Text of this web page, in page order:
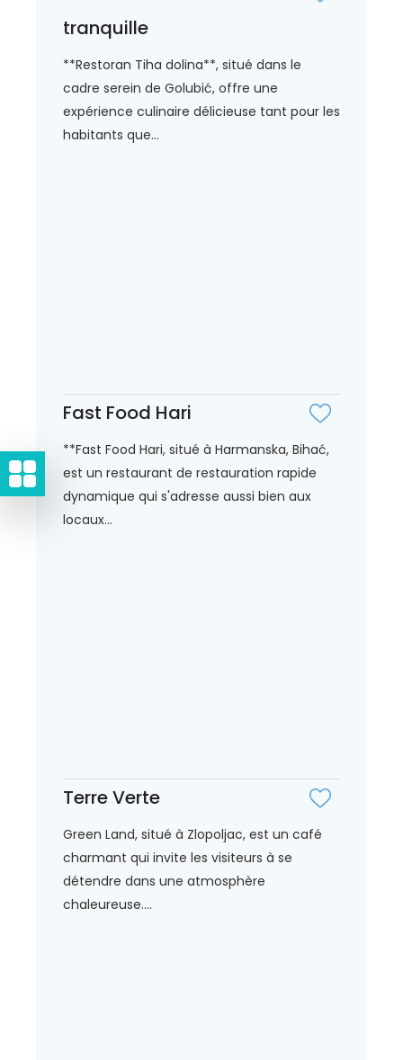
tranquille
**Restoran Tiha dolina**, situé dans le
cadre serein de Golubić, offre une
expérience culinaire délicieuse tant pour les
habitants que...
Fast Food Hari
**Fast Food Hari, situé à Harmanska, Bihać,
est un restaurant de restauration rapide
dynamique qui s'adresse aussi bien aux
locaux...
Terre Verte
Green Land, situé à Zlopoljac, est un café
charmant qui invite les visiteurs à se
détendre dans une atmosphère
chaleureuse....